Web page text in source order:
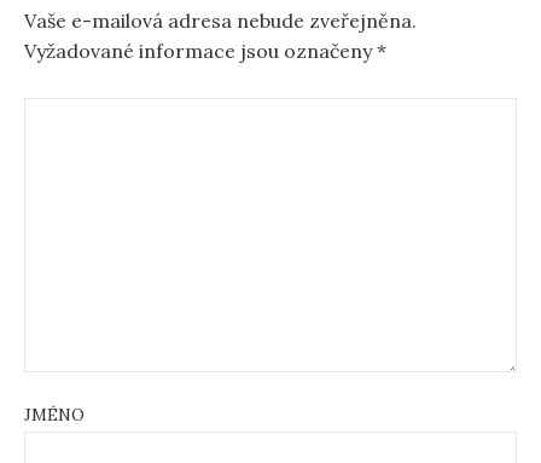
Vaše e-mailová adresa nebude zveřejněna.
Vyžadované informace jsou označeny*
JMÉNO